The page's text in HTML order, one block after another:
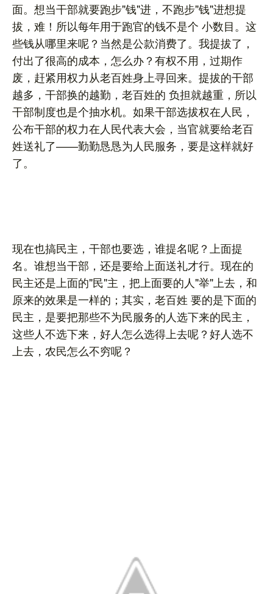
面。想当干部就要跑步"钱"进，不跑步"钱"进想提
拔，难！所以每年用于跑官的钱不是个 小数目。这
些钱从哪里来呢？当然是公款消费了。我提拔了，
付出了很高的成本，怎么办？有权不用，过期作
废，赶紧用权力从老百姓身上寻回来。提拔的干部
越多，干部换的越勤，老百姓的 负担就越重，所以
干部制度也是个抽水机。如果干部选拔权在人民，
公布干部的权力在人民代表大会，当官就要给老百
姓送礼了——勤勤恳恳为人民服务，要是这样就好
了。
现在也搞民主，干部也要选，谁提名呢？上面提
名。谁想当干部，还是要给上面送礼才行。现在的
民主还是上面的"民"主，把上面要的人"举"上去，和
原来的效果是一样的；其实，老百姓 要的是下面的
民主，是要把那些不为民服务的人选下来的民主，
这些人不选下来，好人怎么选得上去呢？好人选不
上去，农民怎么不穷呢？